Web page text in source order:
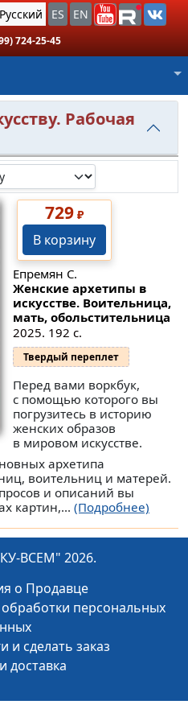
Русский ES EN
724-25-45
Рабочая
729₽
В корзину
Епремян С.
Женские архетипы в
искусстве. Воительница,
мать, обольстительница
2025. 192 с.
Твердый переплет
Перед вами воркбук,
с помощью которого вы
погрузитесь в историю
женских образов
в мировом искусстве.
архетипа
воительниц и матерей.
и описаний вы
картин,... (Подробнее)
ВСЕМ" 2026.
о Продавце
персональных
и сделать заказ
доставка